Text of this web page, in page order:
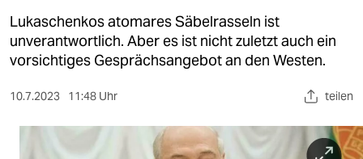
gesellschaft
kultur
Lukaschenkos atomares Säbelrasseln ist
unverantwortlich. Aber es ist nicht zuletzt auch ein
vorsichtiges Gesprächsangebot an den Westen.
10.7.2023 11:48 Uhr teilen